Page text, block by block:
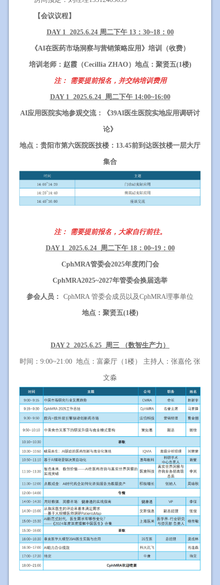
【会议议程】
DAY 1 2025.6.24 周二下午13： 30~18： 00
《AI在医药市场洞察与营销策略应用》培训（收费）
培训老师：赵霞（Cecillia ZHAO）地点：聚贤五(1楼)
注： 需要提前报名，并交纳培训费用
DAY 1 2025.6.24 周二下午14:00~16:00
AI应用医院实地参观交流：《39AI医生医院实地应用调研讨
论》
地点：贵阳市第六医院医技楼： 13.45前到达医技楼一层大厅
集合
注： 需要提前报名，大家自行前往。
DAY 1 2025.6.24 周二下午18： 00~19： 00
CphMRA管委会2025年度闭门会
CphMRA2025~2027年管委会换届选举
参会人员： CphMRA 管委会成员以及CphMRA理事单位
地点：聚贤五(1楼)
DAY 2 2025.6.25 周三 （数智生产力）
时间： 9:00~21:00 地点：富豪厅（ 1楼） 主持人：张嘉伦 张
文淼